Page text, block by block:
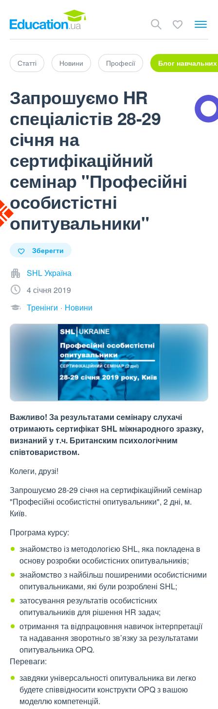
Статті Новини Професії Блог навчальних
Запрошуємо HR
спеціалістів 28-29
січня на
сертифікаційний
семінар "Професійні
особистістні
опитувальники"
Зберегти
SHL Україна
4 січня 2019
Тренінги
Новини
Важливо! За результатами семінару слухачі
отримають сертифікат SHL міжнародного зразку,
визнаний у т.ч. Британским психологічним
співтовариством.
Колеги, друзі!
Запрошуємо 28-29 січня на сертифікаційний семінар
"Професійні особистістні опитувальники", 2 дні, м.
Київ.
Програма курсу:
знайомство із методологією SHL, яка покладена в
основу розробки особистісних опитувальників;
знайомство з найбільш поширеними особистісними
опитувальниками, які були розроблені SHL;
затосування результатів особистісних
опитувальників для рішення HR задач;
отримання та відпрацювння навичок інтерпретації
та надавання зворотньго зв’язку за результатами
опитувальника OPQ.
Переваги:
завдяки універсальності опитувальника ви легко
будете співвідносити конструкти OPQ з вашою
моделлю компетенцій.